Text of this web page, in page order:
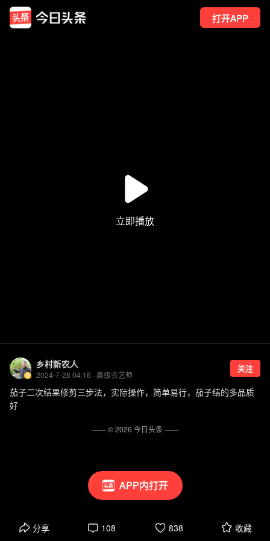
打开APP
APP内打开
乡村新农人
2024-7-28 04:16 · 高级农艺师
关注
茄子二次结果修剪三步法，实际操作，简单易行，茄子结的多品质
好
分享 108 838 收藏
—— ©2026 今日头条——